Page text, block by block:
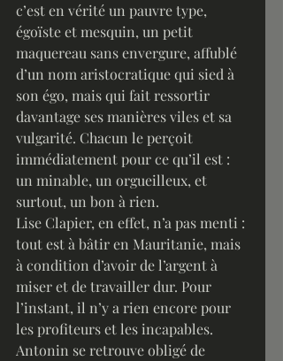
c’est en vérité un pauvre type,
égoïste et mesquin, un petit
maquereau sans envergure, affublé
d’un nom aristocratique qui sied à
son égo, mais qui fait ressortir
davantage ses manières viles et sa
vulgarité. Chacun le perçoit
immédiatement pour ce qu’il est :
un minable, un orgueilleux, et
surtout, un bon à rien.
Lise Clapier, en effet, n’a pas menti :
tout est à bâtir en Mauritanie, mais
à condition d’avoir de l’argent à
miser et de travailler dur. Pour
l’instant, il n’y a rien encore pour
les profiteurs et les incapables.
Antonin se retrouve obligé de